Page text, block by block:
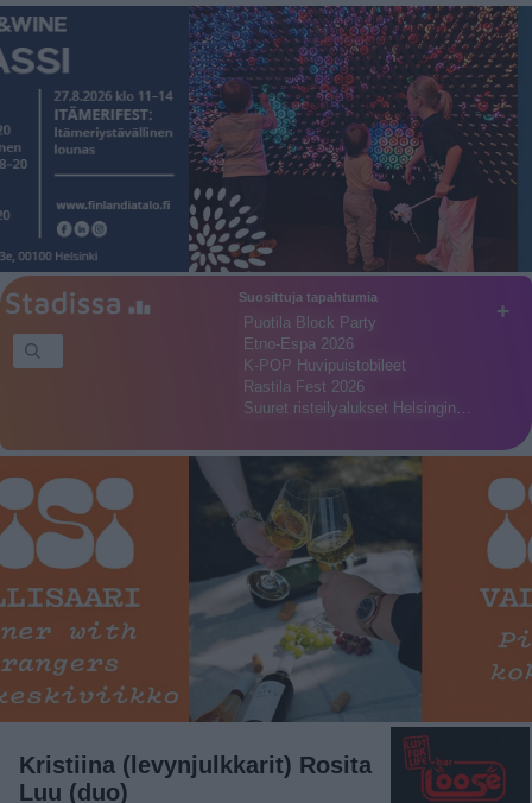
+
Suosittuja tapahtumia
Puotila Block Party
Etno-Espa 2026
K-POP Huvipuistobileet
Rastila Fest 2026
Suuret risteilyalukset Helsingin…
Kristiina (levynjulkkarit) Rosita
Luu (duo)